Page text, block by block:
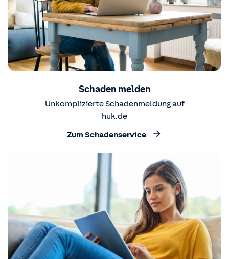
Schaden melden
Unkomplizierte Schadenmeldung auf
huk.de
Zum Schadenservice